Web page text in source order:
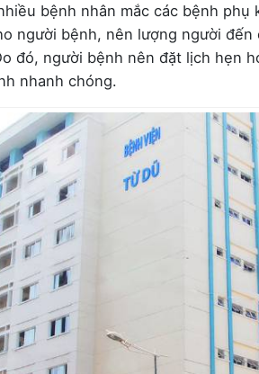
bệnh nhân mắc các bệnh phụ
người bệnh, nên lượng người đến
đó, người bệnh nên đặt lịch hẹn
nhanh chóng.